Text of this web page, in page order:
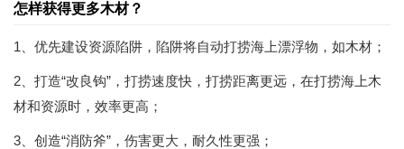
怎样获得更多木材？
1、优先建设资源陷阱，陷阱将自动打捞海上漂浮物，如木材；
2、打造“改良钩”，打捞速度快，打捞距离更远，在打捞海上木
材和资源时，效率更高；
3、创造“消防斧”，伤害更大，耐久性更强；